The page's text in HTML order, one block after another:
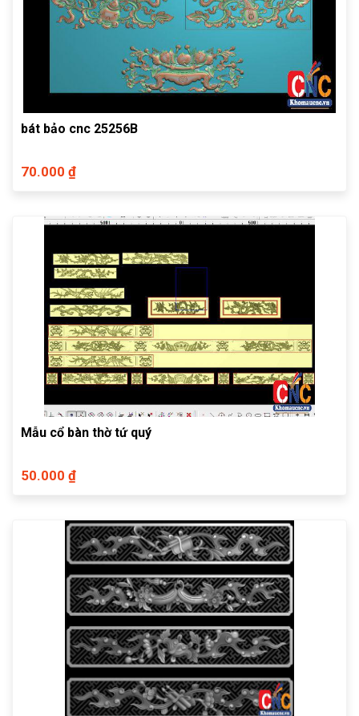
bát bảo cnc 25256B
70.000 ₫
Mẫu cổ bàn thờ tứ quý
50.000 ₫